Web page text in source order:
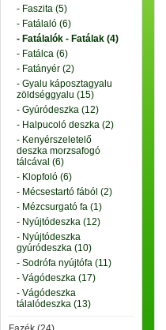
- Faszita (5)
- Fatálaló (6)
- Fatálalók - Fatálak (4)
- Fatálca (6)
- Fatányér (2)
- Gyalu káposztagyalu
zöldséggyalu (15)
- Gyúródeszka (12)
- Halpucoló deszka (2)
- Kenyérszeletelő
deszka morzsafogó
tálcával (6)
- Klopfoló (6)
- Mécsestartó fából (2)
- Mézcsurgató fa (1)
- Nyújtódeszka (12)
- Nyújtódeszka
gyúródeszka (10)
- Sodrófa nyújtófa (11)
- Vágódeszka (17)
- Vágódeszka
tálalódeszka (13)